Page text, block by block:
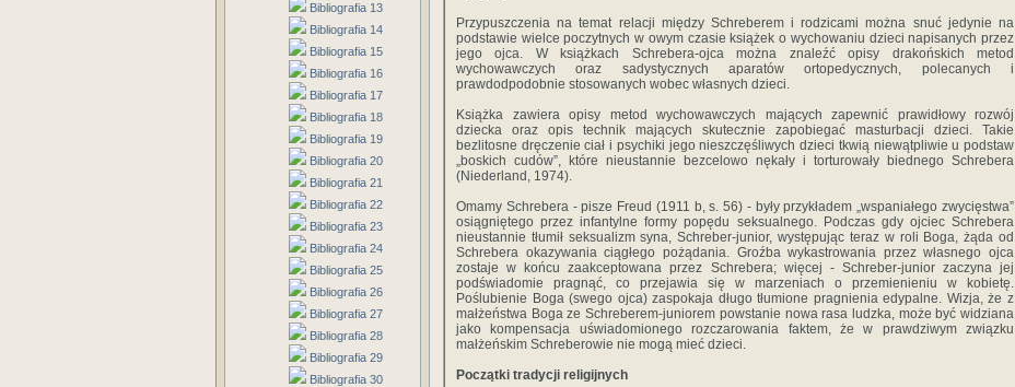
Bibliografia 13
Bibliografia 14
Bibliografia 15
Bibliografia 16
Bibliografia 17
Bibliografia 18
Bibliografia 19
Bibliografia 20
Bibliografia 21
Bibliografia 22
Bibliografia 23
Bibliografia 24
Bibliografia 25
Bibliografia 26
Bibliografia 27
Bibliografia 28
Bibliografia 29
Bibliografia 30
Przypuszczenia na temat relacji między Schreberem i rodzicami można snuć jedynie na
podstawie wielce poczytnych w owym czasie książek o wychowaniu dzieci napisanych przez
jego ojca. W książkach Schrebera-ojca można znaleźć opisy drakońskich metod
wychowawczych oraz sadystycznych aparatów ortopedycznych, polecanych i
prawdodpodobnie stosowanych wobec własnych dzieci.
Książka zawiera opisy metod wychowawczych mających zapewnić prawidłowy rozwój
dziecka oraz opis technik mających skutecznie zapobiegać masturbacji dzieci. Takie
bezlitosne dręczenie ciał i psychiki jego nieszczęśliwych dzieci tkwią niewątpliwie u podstaw
„boskich cudów”, które nieustannie bezcelowo nękały i torturowały biednego Schrebera
(Niederland, 1974).
Omamy Schrebera - pisze Freud (1911 b, s. 56) - były przykładem „wspaniałego zwycięstwa”
osiągniętego przez infantylne formy popędu seksualnego. Podczas gdy ojciec Schrebera
nieustannie tłumił seksualizm syna, Schreber-junior, występując teraz w roli Boga, żąda od
Schrebera okazywania ciągłego pożądania. Groźba wykastrowania przez własnego ojca
zostaje w końcu zaakceptowana przez Schrebera; więcej - Schreber-junior zaczyna jej
podświadomie pragnąć, co przejawia się w marzeniach o przemienieniu w kobietę.
Poślubienie Boga (swego ojca) zaspokaja długo tłumione pragnienia edypalne. Wizja, że z
małżeństwa Boga ze Schreberem-juniorem powstanie nowa rasa ludzka, może być widziana
jako kompensacja uświadomionego rozczarowania faktem, że w prawdziwym związku
małżeńskim Schreberowie nie mogą mieć dzieci.
Początki tradycji religijnych